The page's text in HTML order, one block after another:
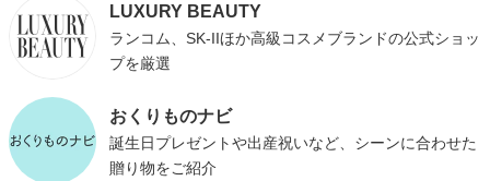
LUXURY BEAUTY
ランコム、SK-IIほか高級コスメブランドの公式ショッ
プを厳選
おくりものナビ
誕生日プレゼントや出産祝いなど、シーンに合わせた
贈り物をご紹介